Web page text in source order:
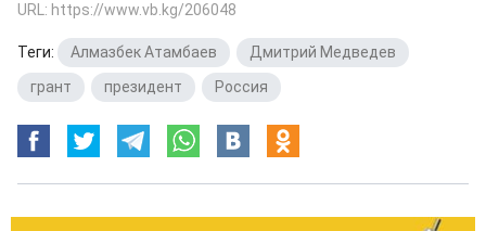
URL: https://www.vb.kg/206048
Теги: Алмазбек Атамбаев Дмитрий Медведев
грант
президент Россия